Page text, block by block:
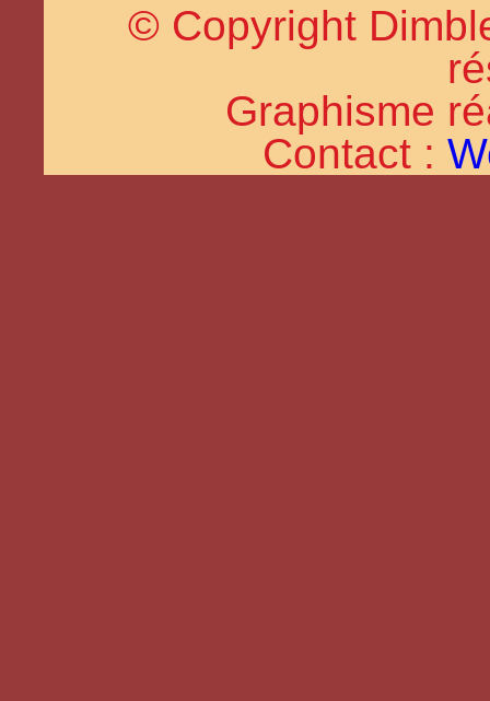
© Copyright
Graphisme
Contact :